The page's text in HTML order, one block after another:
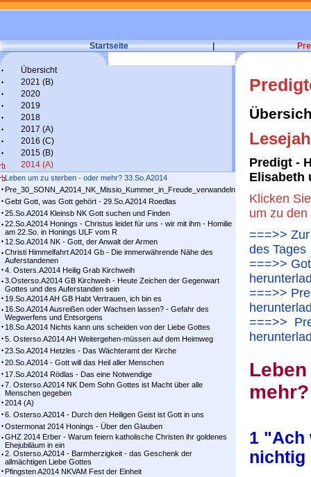
Startseite |
Übersicht
2021 (B)
2020
2019
2018
2017 (A)
2016 (C)
2015 (B)
2014 (A)
Leben um zu sterben - oder mehr? 33.So.A2014
Pre_30_SONN_A2014_NK_Missio_Kummer_in_Freude_verwandeln
Gebt Gott, was Gott gehört - 29.So.A2014 Roedlas
25.So.A2014 Kleinsb NK Gott suchen und Finden
22.So.A2014 Honings - Christus leidet für uns - wir mit ihm - Homilie
am 22.So. in Honings ULF vom R
12.So.A2014 NK - Gott, der Anwalt der Armen
Christi Himmelfahrt A2014 Gb - Die immerwährende Nähe des
Auferstandenen
4. Osters.A2014 Heilig Grab Kirchweih
3.Osterso.A2014 GB Kirchweih - Heute Zeichen der Gegenwart
Gottes und des Auferstanden sein
19.So.A2014 AH GB Habt Vertrauen, ich bin es
16.So.A2014 Ausreißen oder Wachsen lassen? - Gefahr des
Wegwerfens und Entsorgens
18.So.A2014 Nichts kann uns scheiden von der Liebe Gottes
5. Osterso.A2014 AH Weitergehen-müssen auf dem Heimweg
23.So.A2014 Hetzles - Das Wächteramt der Kirche
20.So.A2014 - Gott will das Heil aller Menschen
17.So.A2014 Rödlas - Das eine Notwendige
7. Osterso.A2014 NK Dem Sohn Gottes ist Macht über alle
Menschen gegeben
2014 (A)
6. Osterso.A2014 - Durch den Heiligen Geist ist Gott in uns
Ostermonat 2014 Honings - Über den Glauben
GHZ 2014 Erber - Warum feiern katholische Christen ihr goldenes
Ehejubiläum in ein
2. Osterso.A2014 - Barmherzigkeit - das Geschenk der
allmächtigen Liebe Gottes
Pfingsten A2014 NKVAM Fest der Einheit
Predigt -
Elisabeth
Klicken
um zu
===>>
des Tages
===>>
===>>
===>>
mehr?
1 "Ach
nichtig